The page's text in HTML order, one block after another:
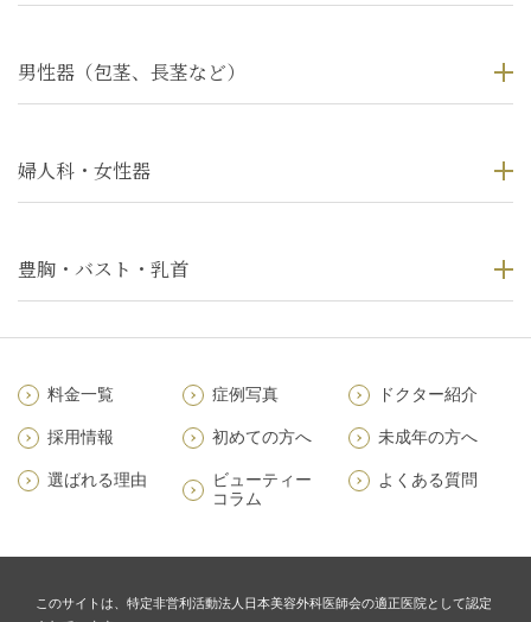
男性器（包茎、長茎など）
婦人科・女性器
豊胸・バスト・乳首
料金一覧 症例写真 ドクター紹介
採用情報 初めての方へ 未成年の方へ
選ばれる理由
ビューティー
コラム
よくある質問
このサイトは、特定非営利活動法人日本美容外科医師会の適正医院として認定